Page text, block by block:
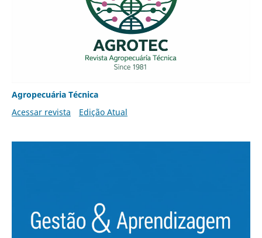
Agropecuária Técnica
Acessar revista
Edição Atual